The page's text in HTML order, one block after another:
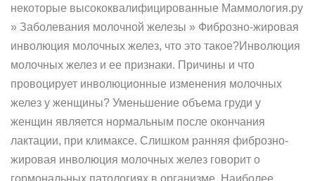
некоторые высококвалифицированные Маммология.ру
» Заболевания молочной железы » Фиброзно-жировая
инволюция молочных желез, что это такое?Инволюция
молочных желез и ее признаки. Причины и что
провоцирует инволюционные изменения молочных
желез у женщины? Уменьшение объема груди у
женщин является нормальным после окончания
лактации, при климаксе. Слишком ранняя фиброзно-
жировая инволюция молочных желез говорит о
гормональных патологиях в организме. Наиболее